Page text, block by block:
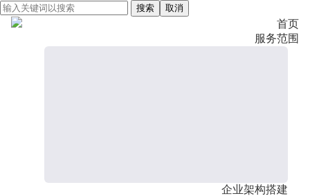
搜索 取消
首页
服务范围
企业架构搭建